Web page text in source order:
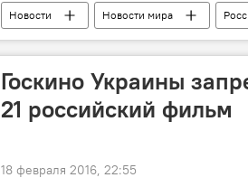
Новости Новости мира
Госкино Украины
21 российский фильм
18 февраля 2016, 22:55